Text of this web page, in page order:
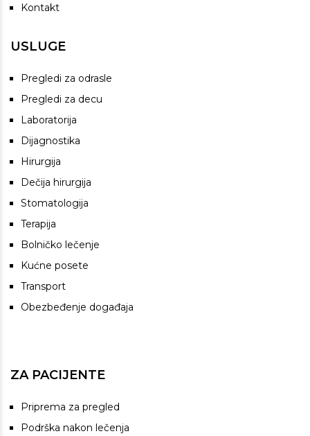
Kontakt
USLUGE
Pregledi za odrasle
Pregledi za decu
Laboratorija
Dijagnostika
Hirurgija
Dečija hirurgija
Stomatologija
Terapija
Bolničko lečenje
Kućne posete
Transport
Obezbeđenje događaja
ZA PACIJENTE
Priprema za pregled
Podrška nakon lečenja